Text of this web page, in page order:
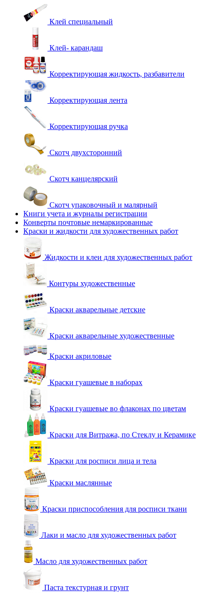
Клей специальный
Клей- карандаш
Корректирующая жидкость, разбавители
Корректирующая лента
Корректирующая ручка
Скотч двухсторонний
Скотч канцелярский
Скотч упаковочный и малярный
Книги учета и журналы регистрации
Конверты почтовые немаркированные
Краски и жидкости для художественных работ
Жидкости и клеи для художественных работ
Контуры художественные
Краски акварельные детские
Краски акварельные художественные
Краски акриловые
Краски гуашевые в наборах
Краски гуашевые во флаконах по цветам
Краски для Витража, по Стеклу и Керамике
Краски для росписи лица и тела
Краски маслянные
Краски приспособления для росписи ткани
Лаки и масло для художественных работ
Масло для художественных работ
Паста текстурная и грунт